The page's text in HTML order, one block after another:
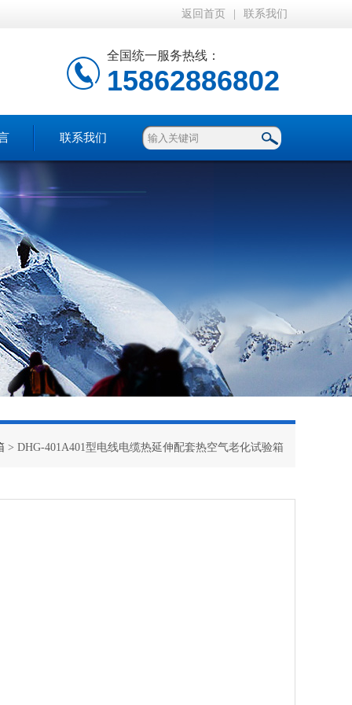
返回首页 联系我们
全国统一服务热线：
15862886802
联系我们
> DHG-401A401型电线电缆热延伸配套热空气老化试验箱